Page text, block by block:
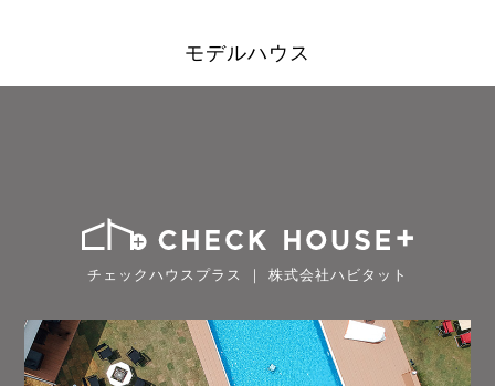
モデルハウス
チェックハウスプラス ｜ 株式会社ハビタット